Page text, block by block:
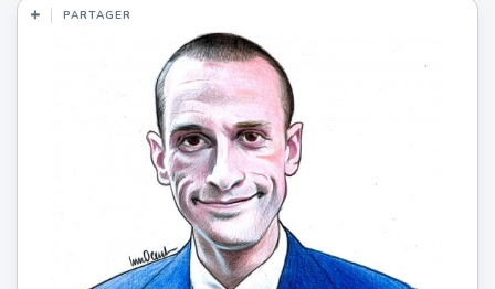
PARTAGER